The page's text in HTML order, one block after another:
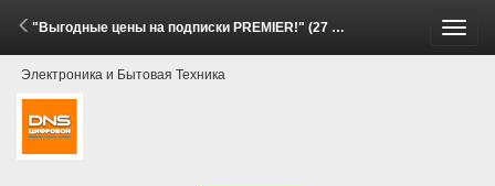
"Выгодные цены на подписки PREMIER!" (27 Апреля - 11 Мая 2026)
Электроника и Бытовая Техника